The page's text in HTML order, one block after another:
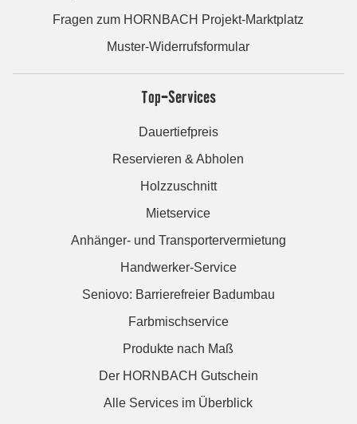
Fragen zum HORNBACH Projekt-Marktplatz
Muster-Widerrufsformular
Top-Services
Dauertiefpreis
Reservieren & Abholen
Holzzuschnitt
Mietservice
Anhänger- und Transportervermietung
Handwerker-Service
Seniovo: Barrierefreier Badumbau
Farbmischservice
Produkte nach Maß
Der HORNBACH Gutschein
Alle Services im Überblick